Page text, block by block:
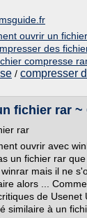
ouvrir un
des
compresse
/ compresser
fichier rar ~
rar
ouvrir avec
un fichier rar
mais il ne
alors ...
de Usenet
similaire à un